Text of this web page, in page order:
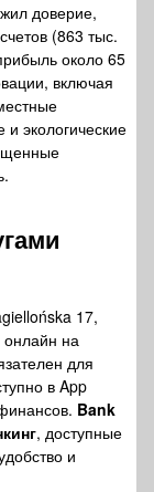
доверие,
(863 тыс.
около 65
включая
экологические
17,
на
для
в App
Bank
, доступные
и